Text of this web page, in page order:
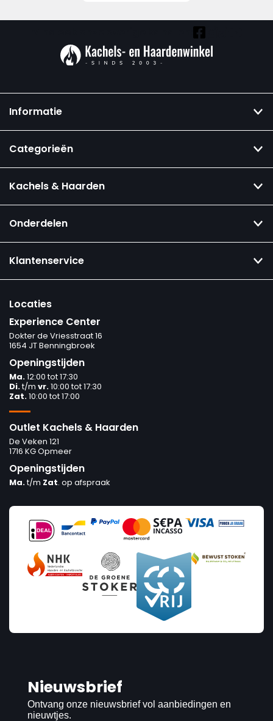
Informatie
Categorieën
Kachels & Haarden
Onderdelen
Klantenservice
Locaties
Experience Center
Dokter de Vriesstraat 16
1654 JT Benningbroek
Openingstijden
Ma.12:00 tot 17:30
Di.t/m vr.10:00 tot 17:30
Zat.10:00 tot 17:00
Outlet Kachels & Haarden
De Veken 121
1716 KG Opmeer
Openingstijden
Ma.t/m Zat. op afspraak
Nieuwsbrief
Ontvang onze nieuwsbrief vol aanbiedingen en
nieuwtjes.